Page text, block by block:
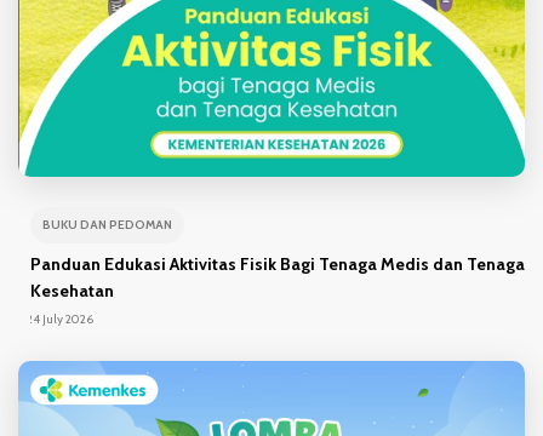
BUKU DAN PEDOMAN
Panduan Edukasi Aktivitas Fisik Bagi Tenaga Medis dan Tenaga
Kesehatan
24 July 2026